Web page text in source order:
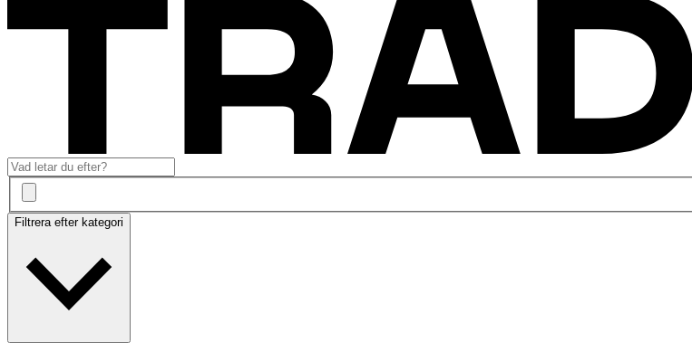
Filtrera efter kategori